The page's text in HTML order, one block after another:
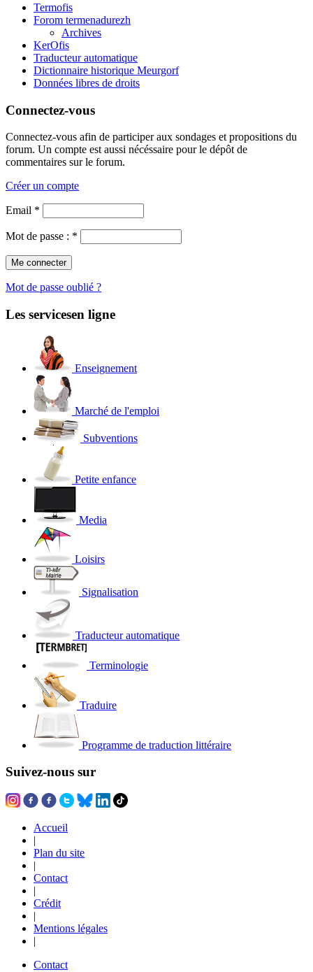
Termofis
Forom termenadurezh
Archives
KerOfis
Traducteur automatique
Dictionnaire historique Meurgorf
Données libres de droits
Connectez-vous
Connectez-vous afin de participer aux sondages et propositions du
forum. Un compte est aussi nécéssaire pour le dépôt de
commentaires sur le forum.
Créer un compte
Email *
Mot de passe : *
Mot de passe oublié ?
Les servicesen ligne
Enseignement
Marché de l'emploi
Subventions
Petite enfance
Media
Loisirs
Signalisation
Traducteur automatique
Terminologie
Traduire
Programme de traduction littéraire
Suivez-nous sur
Accueil
|
Plan du site
|
Contact
|
Crédit
|
Mentions légales
|
Contact